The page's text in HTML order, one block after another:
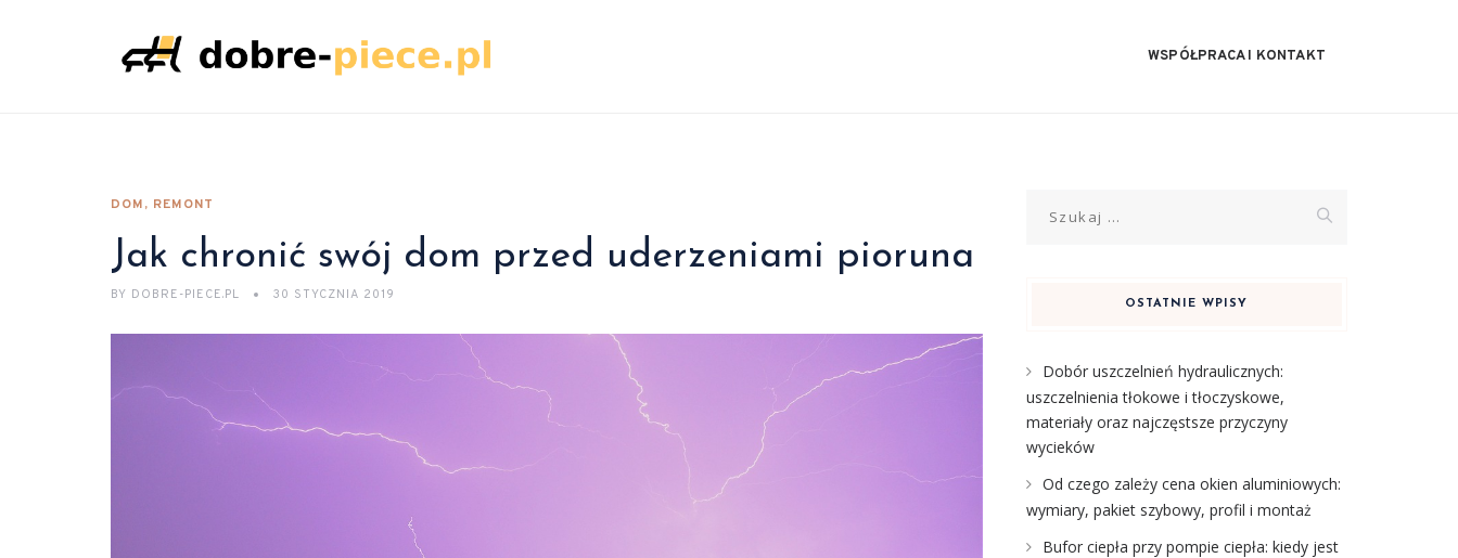
WSPÓŁPRACA I KONTAKT
DOM, REMONT
Jak chronić swój dom przed uderzeniami pioruna
BY DOBRE-PIECE.PL 30 STYCZNIA 2019
OSTATNIE WPISY
Dobór uszczelnień hydraulicznych:
uszczelnienia tłokowe i tłoczyskowe,
materiały oraz najczęstsze przyczyny
wycieków
Od czego zależy cena okien aluminiowych:
wymiary, pakiet szybowy, profil i montaż
Bufor ciepła przy pompie ciepła: kiedy jest